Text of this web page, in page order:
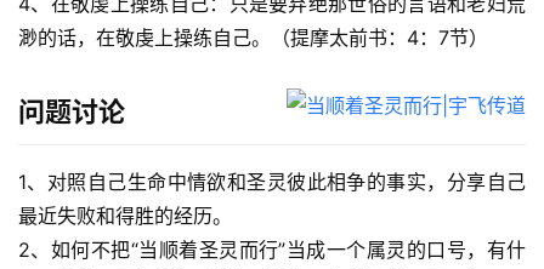
渺的话，在敬虔上操练自己。（提摩太前书：4：7节）
问题讨论
1、对照自己生命中情欲和圣灵彼此相争的事实，分享自己
最近失败和得胜的经历。
2、如何不把“当顺着圣灵而行”当成一个属灵的口号，有什